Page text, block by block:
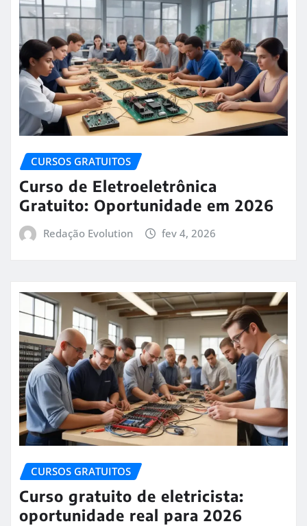
CURSOS GRATUITOS
Curso de Eletroeletrônica
Gratuito: Oportunidade em 2026
Redação Evolution fev 4, 2026
CURSOS GRATUITOS
Curso gratuito de eletricista:
oportunidade real para 2026